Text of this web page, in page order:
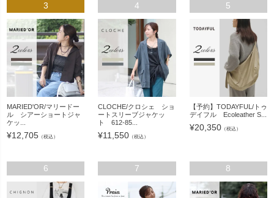
3
MARIED'OR/マリードー
ル シアーショートジャ
ケッ...
¥12,705 （税込）
4
CLOCHE/クロシェ ショ
ートスリーブジャケッ
ト 612-85...
¥11,550 （税込）
5
【予約】TODAYFUL/トゥ
デイフル Ecoleather S...
¥20,350（税込）
6 7 8